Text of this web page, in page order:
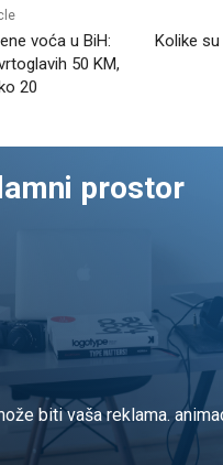
voća u BiH:
50 KM,
20
Kolike su
prostor
biti vaša reklama.